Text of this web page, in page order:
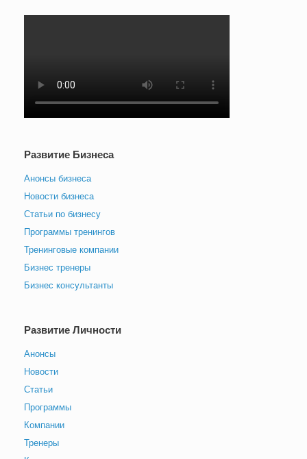
Развитие Бизнеса
Анонсы бизнеса
Новости бизнеса
Статьи по бизнесу
Программы тренингов
Тренинговые компании
Бизнес тренеры
Бизнес консультанты
Развитие Личности
Анонсы
Новости
Статьи
Программы
Компании
Тренеры